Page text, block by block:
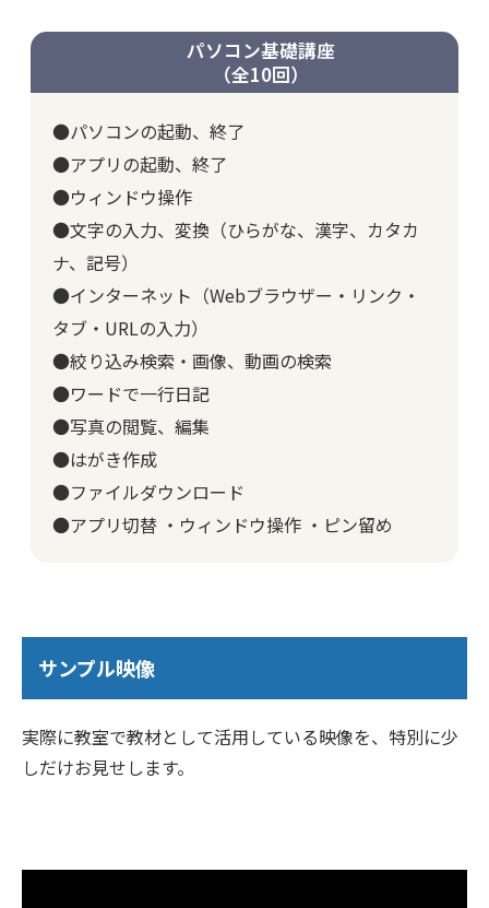
パソコン基礎講座
（全10回）
●パソコンの起動、終了
●アプリの起動、終了
●ウィンドウ操作
●文字の入力、変換（ひらがな、漢字、カタカ
ナ、記号）
●インターネット（Webブラウザー・リンク・
タブ・URLの入力）
●絞り込み検索・画像、動画の検索
●ワードで一行日記
●写真の閲覧、編集
●はがき作成
●ファイルダウンロード
●アプリ切替 ・ウィンドウ操作 ・ピン留め
サンプル映像
実際に教室で教材として活用している映像を、特別に少
しだけお見せします。